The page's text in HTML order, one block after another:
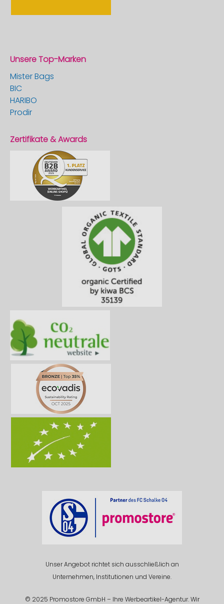
Unsere Top-Marken
Mister Bags
BIC
HARIBO
Prodir
Zertifikate & Awards
Unser Angebot richtet sich ausschließlich an
Unternehmen, Institutionen und Vereine.
© 2025 Promostore GmbH – Ihre Werbeartikel-Agentur. Wir